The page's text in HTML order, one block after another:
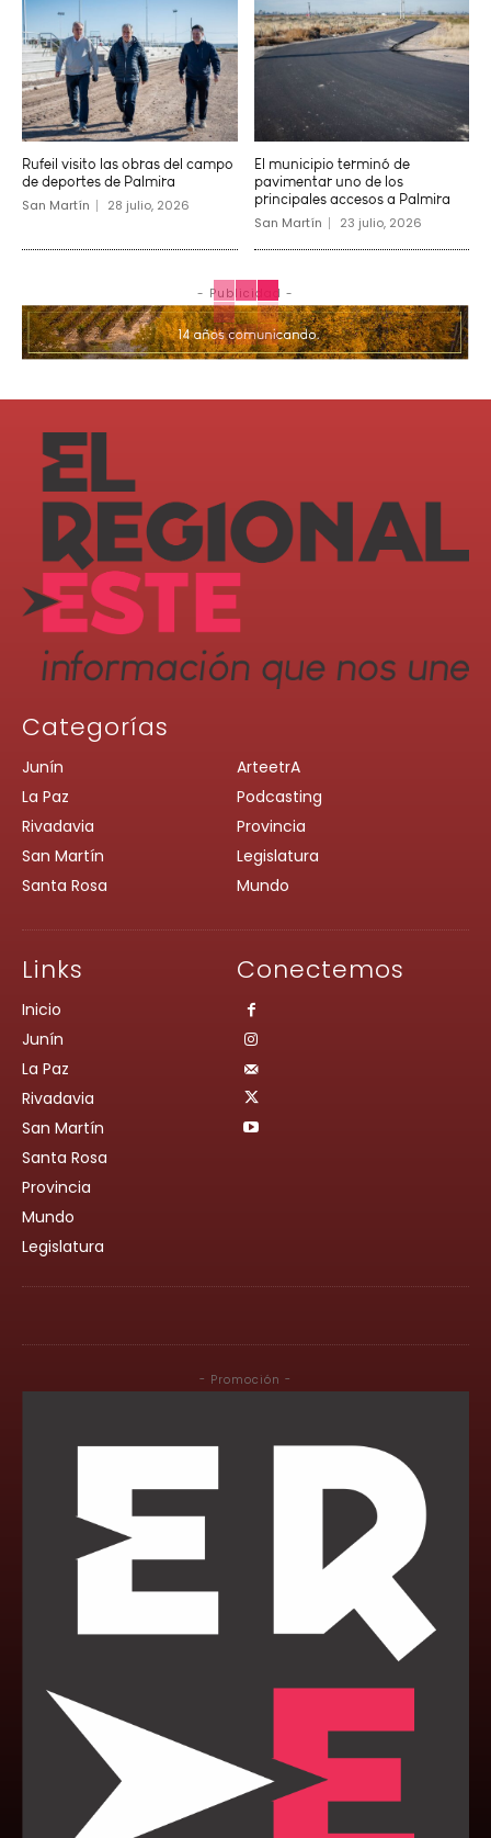
Rufeil visito las obras del campo
de deportes de Palmira
San Martín 28 julio, 2026
El municipio terminó de
pavimentar uno de los
principales accesos a Palmira
San Martín 23 julio, 2026
- Publicidad -
Categorías
Junín
La Paz
Rivadavia
San Martín
Santa Rosa
ArteetrA
Podcasting
Provincia
Legislatura
Mundo
Links
Inicio
Junín
La Paz
Rivadavia
San Martín
Santa Rosa
Provincia
Mundo
Legislatura
Conectemos
- Promoción -